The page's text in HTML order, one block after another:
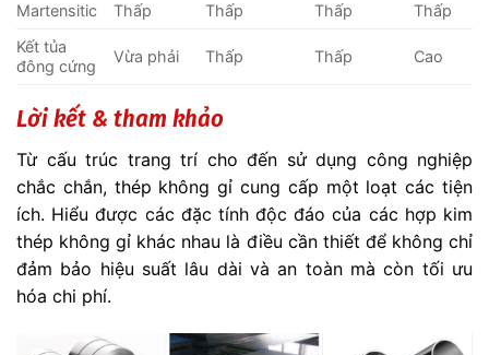
Martensitic
Thấp Thấp Thấp
Thấp
Kết tủa
đông cứng
Vừa phải Thấp Thấp Cao
Lời kết & tham khảo
Từ cấu trúc trang trí cho đến sử dụng công nghiệp
chắc chắn, thép không gỉ cung cấp một loạt các tiện
ích. Hiểu được các đặc tính độc đáo của các hợp kim
thép không gỉ khác nhau là điều cần thiết để không chỉ
đảm bảo hiệu suất lâu dài và an toàn mà còn tối ưu
hóa chi phí.